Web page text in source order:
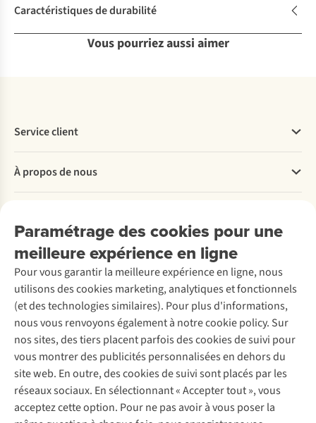
Caractéristiques de durabilité
Vous pourriez aussi aimer
Paramétrage des cookies pour une
meilleure expérience en ligne
Pour vous garantir la meilleure expérience en ligne, nous
utilisons des cookies marketing, analytiques et fonctionnels
(et des technologies similaires). Pour plus d'informations,
nous vous renvoyons également à notre cookie policy. Sur
nos sites, des tiers placent parfois des cookies de suivi pour
vous montrer des publicités personnalisées en dehors du
site web. En outre, des cookies de suivi sont placés par les
réseaux sociaux. En sélectionnant « Accepter tout », vous
acceptez cette option. Pour ne pas avoir à vous poser la
Service client
Commander
Payer
Retourner
Rétractation d'une commande
Entretien & réparations
Garantie
Contactez-nous
À propos de nous
Entreprise responsable
À propos d’Ayacucho
Nos magasins
À propos d’A.S.Adventure
Déclaration d'accessibilité
Location / Location sports d’hiver
Seconde-main
Entretien de ski
Service de lavage
Entretien de chaussures
Réparation de chaussures
Réparation de vêtements
Retouches
Pour les entreprises
Découvrez
A.S.Magazine
Explore Camp
Expertise & conseils
Abonnez-vous à la newsletter
Suivez-nous